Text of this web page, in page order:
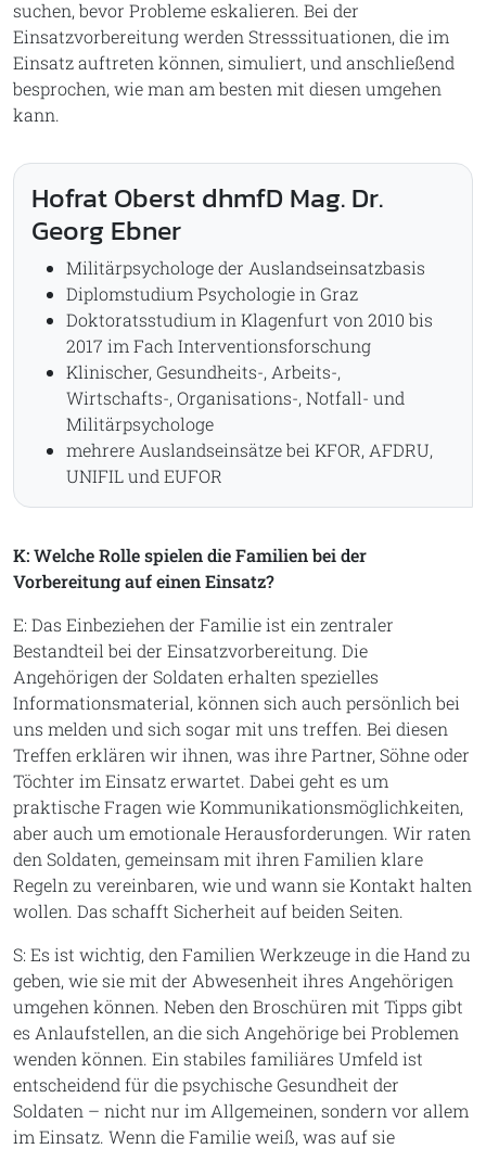
suchen, bevor Probleme eskalieren. Bei der
Einsatzvorbereitung werden Stresssituationen, die im
Einsatz auftreten können, simuliert, und anschließend
besprochen, wie man am besten mit diesen umgehen
kann.
Hofrat Oberst dhmfD Mag. Dr.
Georg Ebner
Militärpsychologe der Auslandseinsatzbasis
Diplomstudium Psychologie in Graz
Doktoratsstudium in Klagenfurt von 2010 bis
2017 im Fach Interventionsforschung
Klinischer, Gesundheits-, Arbeits-,
Wirtschafts-, Organisations-, Notfall- und
Militärpsychologe
mehrere Auslandseinsätze bei KFOR, AFDRU,
UNIFIL und EUFOR
K: Welche Rolle spielen die Familien bei der
Vorbereitung auf einen Einsatz?
E: Das Einbeziehen der Familie ist ein zentraler
Bestandteil bei der Einsatzvorbereitung. Die
Angehörigen der Soldaten erhalten spezielles
Informationsmaterial, können sich auch persönlich bei
uns melden und sich sogar mit uns treffen. Bei diesen
Treffen erklären wir ihnen, was ihre Partner, Söhne oder
Töchter im Einsatz erwartet. Dabei geht es um
praktische Fragen wie Kommunikationsmöglichkeiten,
aber auch um emotionale Herausforderungen. Wir raten
den Soldaten, gemeinsam mit ihren Familien klare
Regeln zu vereinbaren, wie und wann sie Kontakt halten
wollen. Das schafft Sicherheit auf beiden Seiten.
S: Es ist wichtig, den Familien Werkzeuge in die Hand zu
geben, wie sie mit der Abwesenheit ihres Angehörigen
umgehen können. Neben den Broschüren mit Tipps gibt
es Anlaufstellen, an die sich Angehörige bei Problemen
wenden können. Ein stabiles familiäres Umfeld ist
entscheidend für die psychische Gesundheit der
Soldaten – nicht nur im Allgemeinen, sondern vor allem
im Einsatz. Wenn die Familie weiß, was auf sie